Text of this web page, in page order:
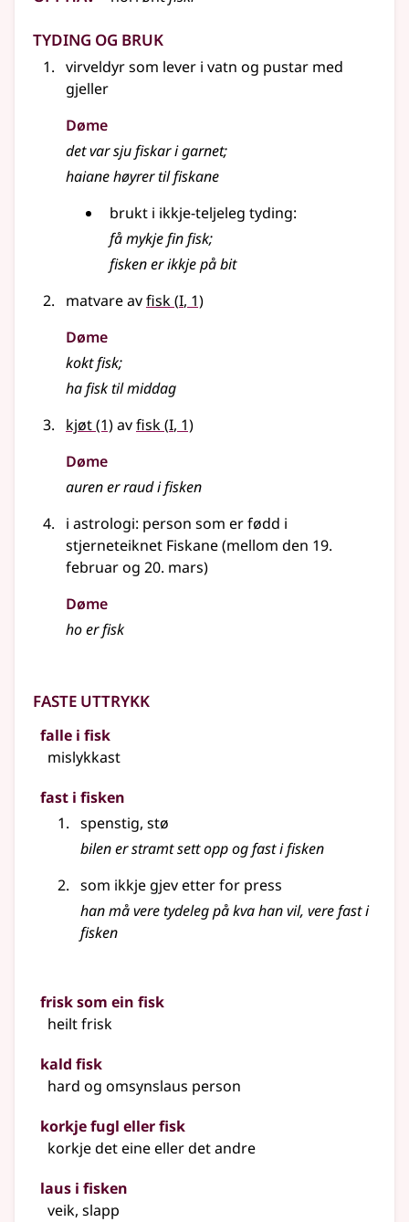
Tyding og bruk
virveldyr som lever i vatn og pustar med
gjeller
Døme
det var sju fiskar i garnet;
haiane høyrer til fiskane
brukt i ikkje-teljeleg tyding:
få mykje fin fisk;
fisken er ikkje på bit
matvare avfisk(1
I, 1)
Døme
kokt fisk;
ha fisk til middag
kjøt(1)avfisk(1
I, 1)
Døme
auren er raud i fisken
i astrologi: person som er fødd i
stjerneteiknet Fiskane (mellom den 19.
februar og 20. mars)
Døme
ho er fisk
Faste uttrykk
falle i fisk
mislykkast
fast i fisken
spenstig, stø
bilen er stramt sett opp og fast i fisken
som ikkje gjev etter for press
han må vere tydeleg på kva han vil, vere fast i
fisken
frisk som ein fisk
heilt frisk
kald fisk
hard og omsynslaus person
korkje fugl eller fisk
korkje det eine eller det andre
laus i fisken
veik, slapp